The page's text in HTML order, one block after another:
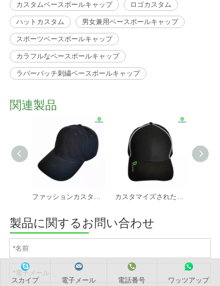
カスタムベースボールキャップ ロゴカスタム
ハットカスタム 男女兼用ベースボールキャップ
スポーツベースボールキャップ
カラフルなベースボールキャップ
ラバーパッチ刺繍ベースボールキャップ
関連製品
製品に関するお問い合わせ
スカイプ 電子メール 電話番号 ワッツアップ